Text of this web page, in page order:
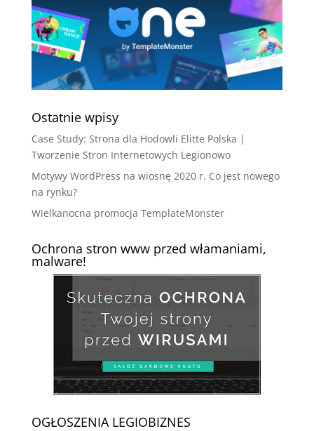
Ostatnie wpisy
Case Study: Strona dla Hodowli Elitte Polska |
Tworzenie Stron Internetowych Legionowo
Motywy WordPress na wiosnę 2020 r. Co jest nowego
na rynku?
Wielkanocna promocja TemplateMonster
Ochrona stron www przed włamaniami,
malware!
OGŁOSZENIA LEGIOBIZNES